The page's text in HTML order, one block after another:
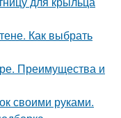
Как выбрать
Преимущества и
своими руками.